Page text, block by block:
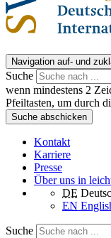
Navigation auf- und
Suche
wenn mindestens 2
Pfeiltasten, um durch
Suche abschicken
Kontakt
Karriere
Presse
Über uns in
DE
EN
Suche